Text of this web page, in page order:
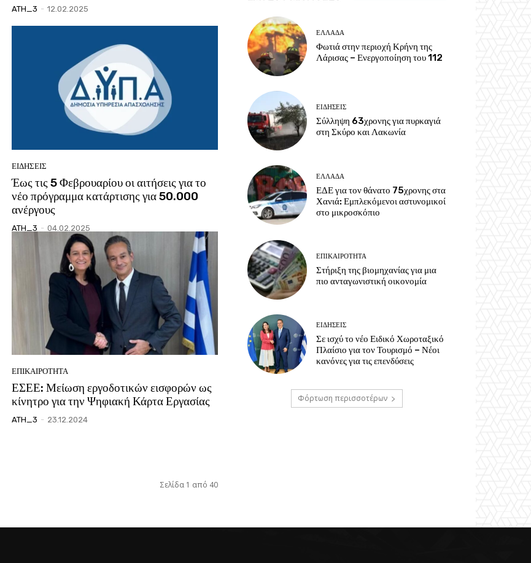
ATH_3 - 12.02.2025
ΕΙΔΗΣΕΙΣ
Έως τις 5 Φεβρουαρίου οι αιτήσεις για το
νέο πρόγραμμα κατάρτισης για 50.000
ανέργους
ATH_3 - 04.02.2025
ΕΠΙΚΑΙΡΟΤΗΤΑ
ΕΣΕΕ: Μείωση εργοδοτικών εισφορών ως
κίνητρο για την Ψηφιακή Κάρτα Εργασίας
ATH_3 - 23.12.2024
Σελίδα 1 από 40
ΕΛΛΑΔΑ
Φωτιά στην περιοχή Κρήνη της
Λάρισας – Ενεργοποίηση του 112
ΕΙΔΗΣΕΙΣ
Σύλληψη 63χρονης για πυρκαγιά
στη Σκύρο και Λακωνία
ΕΛΛΑΔΑ
ΕΔΕ για τον θάνατο 75χρονης στα
Χανιά: Εμπλεκόμενοι αστυνομικοί
στο μικροσκόπιο
ΕΠΙΚΑΙΡΟΤΗΤΑ
Στήριξη της βιομηχανίας για μια
πιο ανταγωνιστική οικονομία
ΕΙΔΗΣΕΙΣ
Σε ισχύ το νέο Ειδικό Χωροταξικό
Πλαίσιο για τον Τουρισμό – Νέοι
κανόνες για τις επενδύσεις
Φόρτωση περισσοτέρων